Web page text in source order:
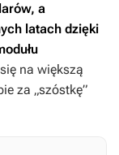
a
latach dzięki
na większą
za „szóstkę”